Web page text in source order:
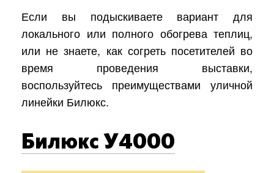
Если вы подыскиваете вариант для
локального или полного обогрева теплиц,
или не знаете, как согреть посетителей во
время проведения выставки,
воспользуйтесь преимуществами уличной
линейки Билюкс.
Билюкс У4000